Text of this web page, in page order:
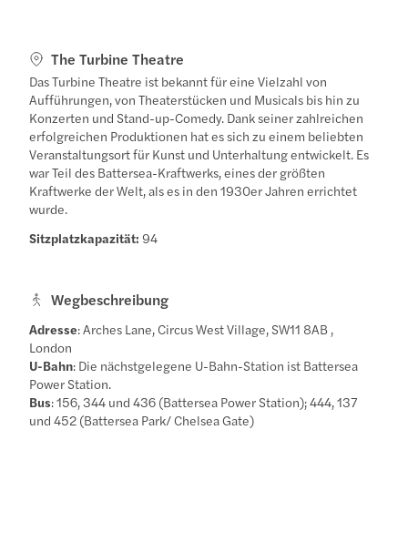
The Turbine Theatre
Das Turbine Theatre ist bekannt für eine Vielzahl von
Aufführungen, von Theaterstücken und Musicals bis hin zu
Konzerten und Stand-up-Comedy. Dank seiner zahlreichen
erfolgreichen Produktionen hat es sich zu einem beliebten
Veranstaltungsort für Kunst und Unterhaltung entwickelt. Es
war Teil des Battersea-Kraftwerks, eines der größten
Kraftwerke der Welt, als es in den 1930er Jahren errichtet
wurde.
Sitzplatzkapazität: 94
Wegbeschreibung
Adresse: Arches Lane, Circus West Village, SW11 8AB ,
London
U-Bahn: Die nächstgelegene U-Bahn-Station ist Battersea
Power Station.
Bus: 156, 344 und 436 (Battersea Power Station); 444, 137
und 452 (Battersea Park/ Chelsea Gate)